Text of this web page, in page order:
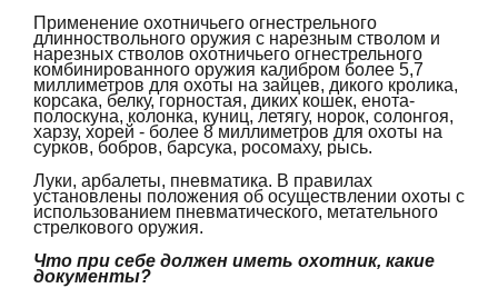
Применение охотничьего огнестрельного
длинноствольного оружия с нарезным стволом и
нарезных стволов охотничьего огнестрельного
комбинированного оружия калибром более 5,7
миллиметров для охоты на зайцев, дикого кролика,
корсака, белку, горностая, диких кошек, енота-
полоскуна, колонка, куниц, летягу, норок, солонгоя,
харзу, хорей - более 8 миллиметров для охоты на
сурков, бобров, барсука, росомаху, рысь.
Луки, арбалеты, пневматика. В правилах
установлены положения об осуществлении охоты с
использованием пневматического, метательного
стрелкового оружия.
Что при себе должен иметь охотник, какие
документы?